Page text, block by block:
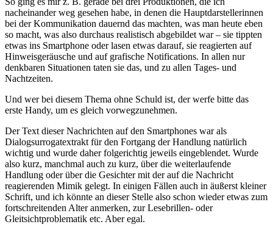
nacheinander weg gesehen habe, in denen die Hauptdarstellerinnen
bei der Kommunikation dauernd das machten, was man heute eben
so macht, was also durchaus realistisch abgebildet war – sie tippten
etwas ins Smartphone oder lasen etwas darauf, sie reagierten auf
Hinweisgeräusche und auf grafische Notifications. In allen nur
denkbaren Situationen taten sie das, und zu allen Tages- und
Nachtzeiten.
Und wer bei diesem Thema ohne Schuld ist, der werfe bitte das
erste Handy, um es gleich vorwegzunehmen.
Der Text dieser Nachrichten auf den Smartphones war als
Dialogsurrogatextrakt für den Fortgang der Handlung natürlich
wichtig und wurde daher folgerichtig jeweils eingeblendet. Wurde
also kurz, manchmal auch zu kurz, über die weiterlaufende
Handlung oder über die Gesichter mit der auf die Nachricht
reagierenden Mimik gelegt. In einigen Fällen auch in äußerst kleiner
Schrift, und ich könnte an dieser Stelle also schon wieder etwas zum
fortschreitenden Alter anmerken, zur Lesebrillen- oder
Gleitsichtproblematik etc. Aber egal.